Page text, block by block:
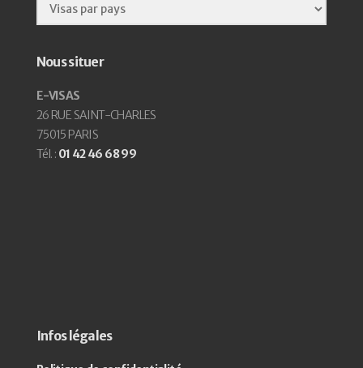
Nous situer
E-VISAS
26 RUE SAINT-CHARLES
75015 PARIS
Tél. : 01 42 46 68 99
Infos légales